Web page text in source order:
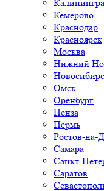
Кемерово
Краснодар
Красноярск
Москва
Нижний
Омск
Оренбург
Пенза
Пермь
Ростов-на-
Самара
Санкт-
Саратов